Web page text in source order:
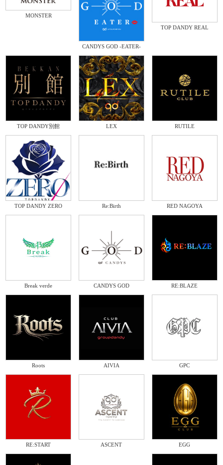
MONSTER
CANDYS GOD -EATER-
TOP DANDY REAL
TOP DANDY別館 LEX RUTILE
TOP DANDY ZERO Re:Birth RED NAGOYA
Break verde CANDYS GOD RE:BLAZE
Roots AIVIA GPC
RE:START ASCENT EGG